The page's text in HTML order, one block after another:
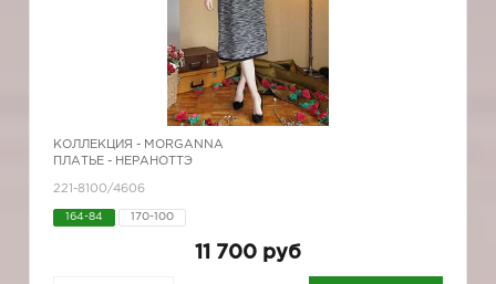
КОЛЛЕКЦИЯ - MORGANNA
ПЛАТЬЕ - НЕРАНОТТЭ
221-8100/4606
164-84 170-100
11 700 руб